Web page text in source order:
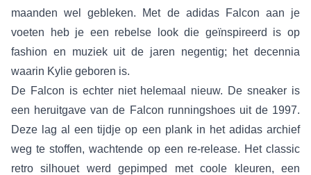
maanden wel gebleken. Met de adidas Falcon aan je
voeten heb je een rebelse look die geïnspireerd is op
fashion en muziek uit de jaren negentig; het decennia
waarin Kylie geboren is.
De Falcon is echter niet helemaal nieuw. De sneaker is
een heruitgave van de Falcon runningshoes uit de 1997.
Deze lag al een tijdje op een plank in het adidas archief
weg te stoffen, wachtende op een re-release. Het classic
retro silhouet werd gepimped met coole kleuren, een